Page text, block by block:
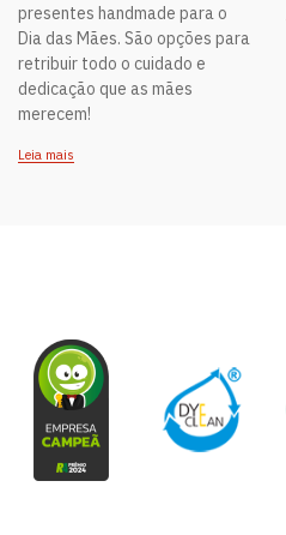
presentes handmade para o
Dia das Mães. São opções para
retribuir todo o cuidado e
dedicação que as mães
merecem!
Leia mais